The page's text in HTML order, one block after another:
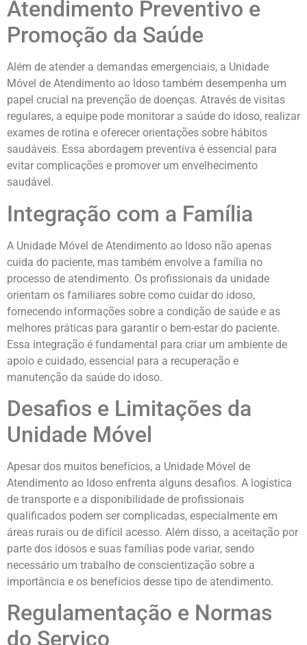
Atendimento Preventivo e
Promoção da Saúde
Além de atender a demandas emergenciais, a Unidade
Móvel de Atendimento ao Idoso também desempenha um
papel crucial na prevenção de doenças. Através de visitas
regulares, a equipe pode monitorar a saúde do idoso, realizar
exames de rotina e oferecer orientações sobre hábitos
saudáveis. Essa abordagem preventiva é essencial para
evitar complicações e promover um envelhecimento
saudável.
Integração com a Família
A Unidade Móvel de Atendimento ao Idoso não apenas
cuida do paciente, mas também envolve a família no
processo de atendimento. Os profissionais da unidade
orientam os familiares sobre como cuidar do idoso,
fornecendo informações sobre a condição de saúde e as
melhores práticas para garantir o bem-estar do paciente.
Essa integração é fundamental para criar um ambiente de
apoio e cuidado, essencial para a recuperação e
manutenção da saúde do idoso.
Desafios e Limitações da
Unidade Móvel
Apesar dos muitos benefícios, a Unidade Móvel de
Atendimento ao Idoso enfrenta alguns desafios. A logística
de transporte e a disponibilidade de profissionais
qualificados podem ser complicadas, especialmente em
áreas rurais ou de difícil acesso. Além disso, a aceitação por
parte dos idosos e suas famílias pode variar, sendo
necessário um trabalho de conscientização sobre a
importância e os benefícios desse tipo de atendimento.
Regulamentação e Normas
do Serviço